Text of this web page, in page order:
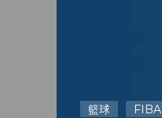
籃球 FIBA